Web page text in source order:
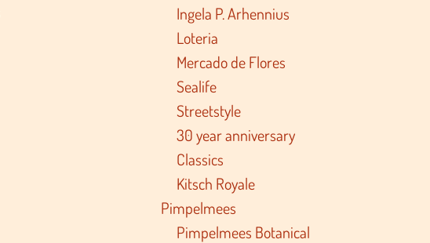
Ingela P. Arhennius
Loteria
Mercado de Flores
Sealife
Streetstyle
30 year anniversary
Classics
Kitsch Royale
Pimpelmees
Pimpelmees Botanical